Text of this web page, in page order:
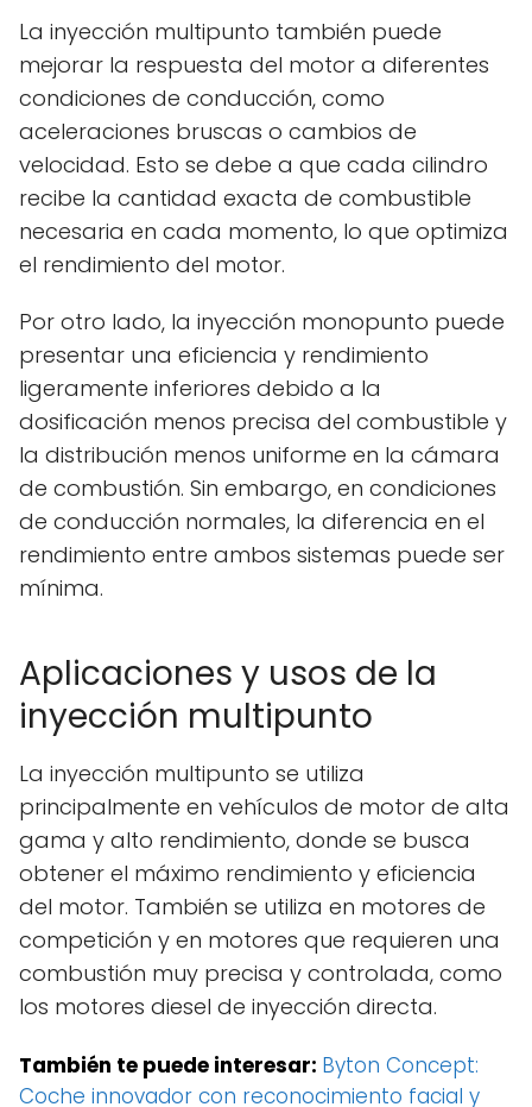
La inyección multipunto también puede
mejorar la respuesta del motor a diferentes
condiciones de conducción, como
aceleraciones bruscas o cambios de
velocidad. Esto se debe a que cada cilindro
recibe la cantidad exacta de combustible
necesaria en cada momento, lo que optimiza
el rendimiento del motor.
Por otro lado, la inyección monopunto puede
presentar una eficiencia y rendimiento
ligeramente inferiores debido a la
dosificación menos precisa del combustible y
la distribución menos uniforme en la cámara
de combustión. Sin embargo, en condiciones
de conducción normales, la diferencia en el
rendimiento entre ambos sistemas puede ser
mínima.
Aplicaciones y usos de la
inyección multipunto
La inyección multipunto se utiliza
principalmente en vehículos de motor de alta
gama y alto rendimiento, donde se busca
obtener el máximo rendimiento y eficiencia
del motor. También se utiliza en motores de
competición y en motores que requieren una
combustión muy precisa y controlada, como
los motores diesel de inyección directa.
También te puede interesar: Byton Concept:
Coche innovador con reconocimiento facial y